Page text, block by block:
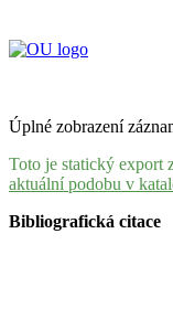
Úplné zobrazení
Toto je statický export
aktuální podobu v
Bibliografická citace